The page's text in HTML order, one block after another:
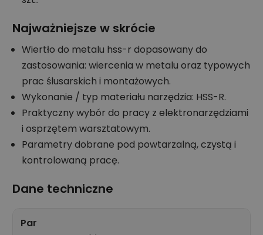
Najważniejsze w skrócie
Wiertło do metalu hss-r dopasowany do
zastosowania: wiercenia w metalu oraz typowych
prac ślusarskich i montażowych.
Wykonanie / typ materiału narzędzia: HSS-R.
Praktyczny wybór do pracy z elektronarzędziami
i osprzętem warsztatowym.
Parametry dobrane pod powtarzalną, czystą i
kontrolowaną pracę.
Dane techniczne
Par